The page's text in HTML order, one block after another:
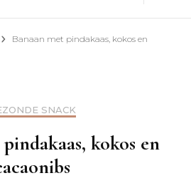
Banaan met pindakaas, kokos en
SNACK
kokos en